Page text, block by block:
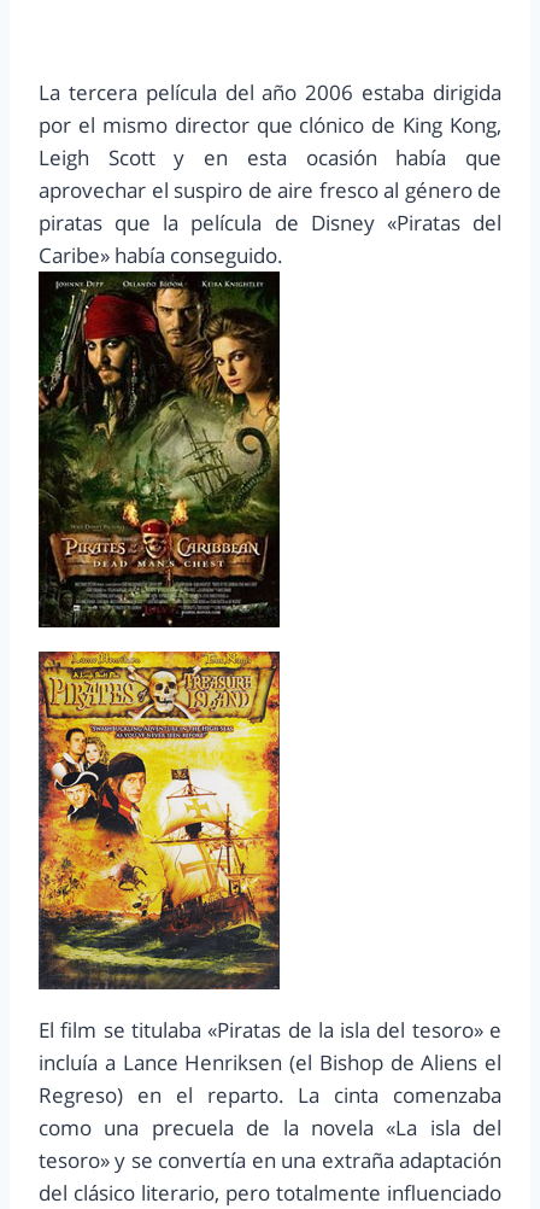
La tercera película del año 2006 estaba dirigida
por el mismo director que clónico de King Kong,
Leigh Scott y en esta ocasión había que
aprovechar el suspiro de aire fresco al género de
piratas que la película de Disney «Piratas del
Caribe» había conseguido.
El film se titulaba «Piratas de la isla del tesoro» e
incluía a Lance Henriksen (el Bishop de Aliens el
Regreso) en el reparto. La cinta comenzaba
como una precuela de la novela «La isla del
tesoro» y se convertía en una extraña adaptación
del clásico literario, pero totalmente influenciado